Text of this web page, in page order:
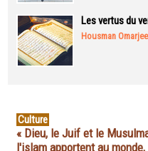
Les vertus du
Housman Omarjee
Culture
« Dieu, le Juif et le
l'islam apportent au